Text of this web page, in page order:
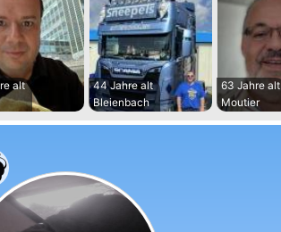
alt
44 Jahre alt
Bleienbach
63 Jahre alt
Moutier